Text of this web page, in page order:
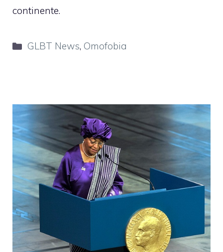
continente.
Categorie
GLBT News, Omofobia